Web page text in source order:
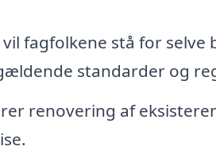
fagfolkene stå for selve
standarder og
renovering af